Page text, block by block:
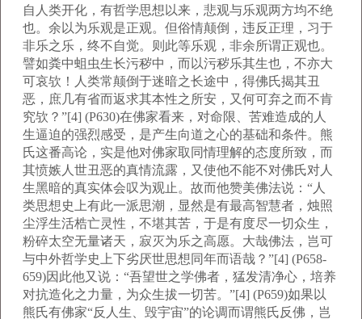
自人类开化，有哲学思想以来，悲观与乐观两方均不绝
也。余以为乐观是正观。但俗情颠倒，违反正理，习于
非乐之乐，终不自觉。则此等乐观，非余所谓正观也。
譬如粪中蛆虫生长污秽中，而以污秽乐其生也，不亦大
可哀欤！人类常颠倒于迷暗之长途中，得佛氏揭其丑
恶，庶几有省而返求其本性之所安，又何可弃之而不肯
究欤？”[4] (P630)在佛家看来，对命限、苦难造成的人
生逼迫的强烈感受，是产生向道之心的基础和条件。熊
氏这番高论，实是他对佛家取同情理解的态度所致，而
其愤嫉人世丑恶的真情流露，又使他不能不对佛氏对人
生黑暗的真实体会叹为观止。故而他赞美佛法说：“人
类思想史上有此一派思潮，显然是有最高智慧者，烛照
尘浮生活梏亡灵性，不堪其苦，于是有度尽一切众生，
粉碎太空无量诸天，寂灭为乐之高愿。大哉佛法，岂可
与中外哲学史上下劣厌世思想同年而语哉？”[4] (P658-
659)因此他又说：“吾望世之学佛者，猛发清净心，培养
对抗造化之力量，为众生拔一切苦。”[4] (P659)如果以
熊氏有佛家“反人生、毁宇宙”的论调而谓熊氏反佛，岂